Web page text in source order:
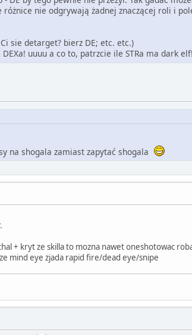
nie odgrywają żadnej znaczącej roli i
sie detarget? bierz DE; etc. etc.)
uuuu a co to, patrzcie ile STRa ma dark
na shogala zamiast zapytać shogala
+ kryt ze skilla to mozna nawet oneshotowac
mind eye zjada rapid fire/dead eye/snipe